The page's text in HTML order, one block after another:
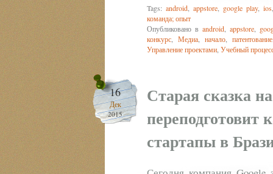
Tags: android appstore google play, ios
команда; опыт
Опубликовано в android, appstore,
конкурс
Медиа, начало, патентование
Управление проектами Учебный
16
Дек
2015
Старая сказка
переподготовит
стартапы в